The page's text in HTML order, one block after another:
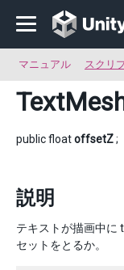
マニュアル スクリ
public floatoffsetZ;
説明
テキストが描画中に
セットをとるか。